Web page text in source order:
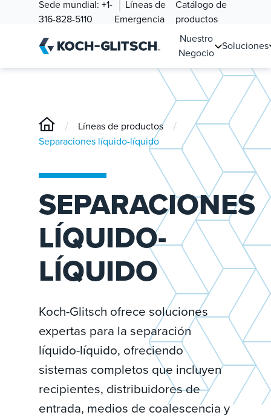
Sede mundial: +1-
316-828-5110
Líneas de
Emergencia
Catálogo de
productos
Nuestro
Negocio
Soluciones
/ Líneas de productos /
Separaciones líquido-líquido
SEPARACIONES
LÍQUIDO-
LÍQUIDO
Koch-Glitsch ofrece soluciones
expertas para la separación
líquido-líquido, ofreciendo
sistemas completos que incluyen
recipientes, distribuidores de
entrada, medios de coalescencia y